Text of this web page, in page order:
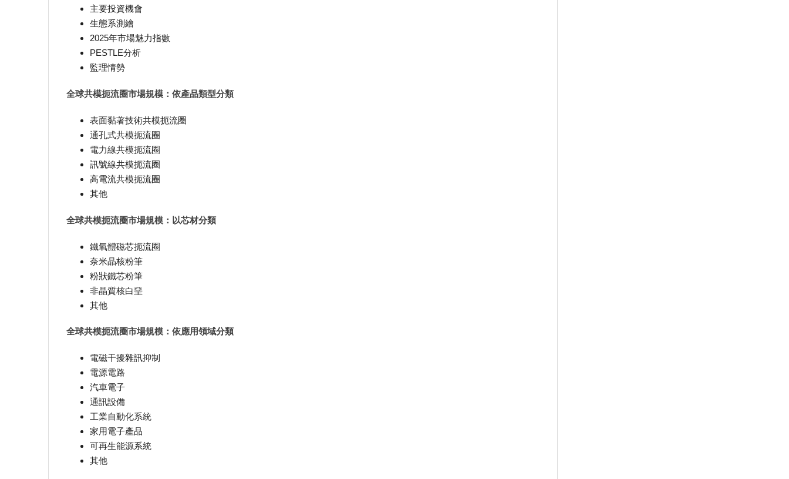
主要投資機會
生態系測繪
2025年市場魅力指數
PESTLE分析
監理情勢
全球共模扼流圈市場規模：依產品類型分類
表面黏著技術共模扼流圈
通孔式共模扼流圈
電力線共模扼流圈
訊號線共模扼流圈
高電流共模扼流圈
其他
全球共模扼流圈市場規模：以芯材分類
鐵氧體磁芯扼流圈
奈米晶核粉筆
粉狀鐵芯粉筆
非晶質核白堊
其他
全球共模扼流圈市場規模：依應用領域分類
電磁干擾雜訊抑制
電源電路
汽車電子
通訊設備
工業自動化系統
家用電子產品
可再生能源系統
其他